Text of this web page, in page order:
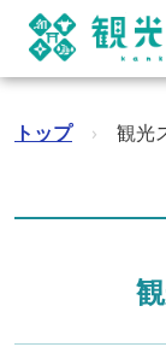
トップ › 観光